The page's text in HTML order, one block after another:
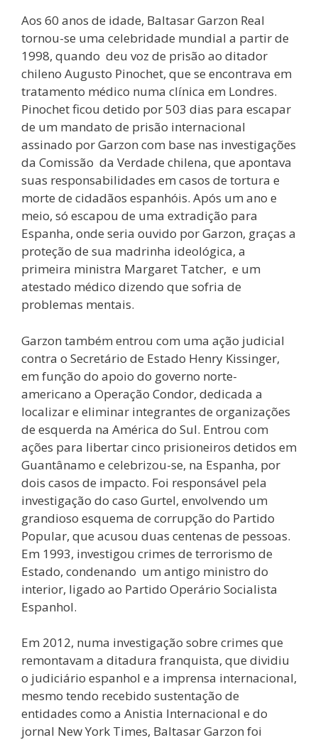
Aos 60 anos de idade, Baltasar Garzon Real
tornou-se uma celebridade mundial a partir de
1998, quando deu voz de prisão ao ditador
chileno Augusto Pinochet, que se encontrava em
tratamento médico numa clínica em Londres.
Pinochet ficou detido por 503 dias para escapar
de um mandato de prisão internacional
assinado por Garzon com base nas investigações
da Comissão da Verdade chilena, que apontava
suas responsabilidades em casos de tortura e
morte de cidadãos espanhóis. Após um ano e
meio, só escapou de uma extradição para
Espanha, onde seria ouvido por Garzon, graças a
proteção de sua madrinha ideológica, a
primeira ministra Margaret Tatcher, e um
atestado médico dizendo que sofria de
problemas mentais.
Garzon também entrou com uma ação judicial
contra o Secretário de Estado Henry Kissinger,
em função do apoio do governo norte-
americano a Operação Condor, dedicada a
localizar e eliminar integrantes de organizações
de esquerda na América do Sul. Entrou com
ações para libertar cinco prisioneiros detidos em
Guantânamo e celebrizou-se, na Espanha, por
dois casos de impacto. Foi responsável pela
investigação do caso Gurtel, envolvendo um
grandioso esquema de corrupção do Partido
Popular, que acusou duas centenas de pessoas.
Em 1993, investigou crimes de terrorismo de
Estado, condenando um antigo ministro do
interior, ligado ao Partido Operário Socialista
Espanhol.
Em 2012, numa investigação sobre crimes que
remontavam a ditadura franquista, que dividiu
o judiciário espanhol e a imprensa internacional,
mesmo tendo recebido sustentação de
entidades como a Anistia Internacional e do
jornal New York Times, Baltasar Garzon foi